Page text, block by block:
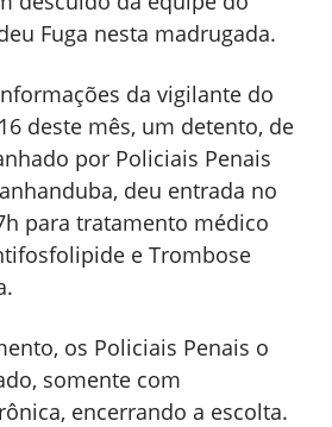
Fuga nesta madrugada.
da vigilante do
deste mês, um detento, de
por Policiais Penais
deu entrada no
para tratamento médico
e Trombose
os Policiais Penais o
somente com
encerrando a escolta.